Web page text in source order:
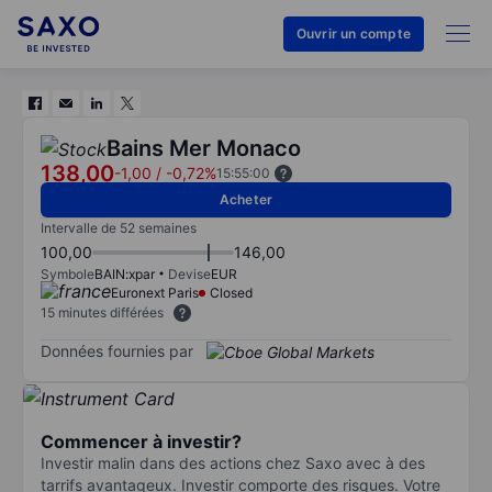
Ouvrir un compte
Bains Mer Monaco
138,00-1,00 / -0,72%15:55:00
Acheter
Intervalle de 52 semaines
100,00 146,00
SymboleBAIN:xpar DeviseEUR
Euronext Paris
Closed
15 minutes différées
Données fournies par
Commencer à investir?
Investir malin dans des actions chez Saxo avec à des
tarrifs avantageux. Investir comporte des risques. Votre